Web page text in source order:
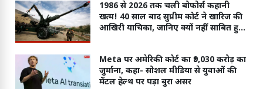
1986 से 2026 तक चली बोफोर्स कहानी
खत्म! 40 साल बाद सुप्रीम कोर्ट ने खारिज की
आखिरी याचिका, जानिए क्यों नहीं साबित हुए
Meta पर अमेरिकी कोर्ट का ₹9,030 करोड़ का
जुर्माना, कहा- सोशल मीडिया से युवाओं की
मेंटल हेल्थ पर पड़ा बुरा असर